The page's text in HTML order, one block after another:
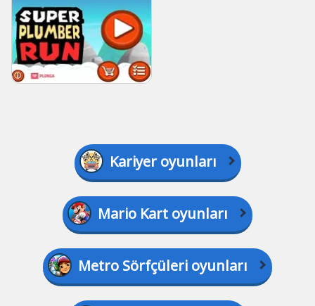
Kariyer oyunları
Mario Kart oyunları
Metro Sörfçüleri oyunları